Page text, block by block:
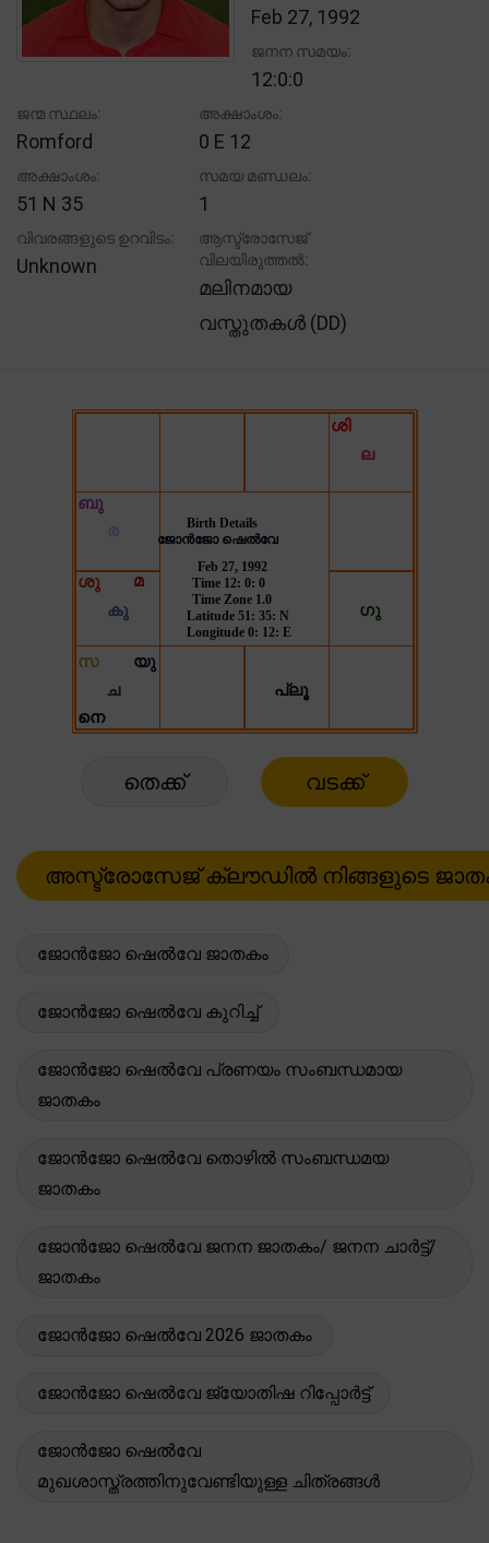
Feb 27, 1992
ജനന സമയം:
12:0:0
ജന്മ സ്ഥലം:
Romford
അക്ഷാംശം:
0 E 12
അക്ഷാംശം:
51 N 35
സമയ മണ്ഡലം:
1
വിവരങ്ങളുടെ ഉറവിടം:
Unknown
ആസ്ട്രോസേജ്
വിലയിരുത്തൽ:
മലിനമായ
വസ്തുതകൾ (DD)
തെക്ക് വടക്ക്
ജോൻജോ ഷെൽവേ ജാതകം
ജോൻജോ ഷെൽവേ കുറിച്ച്
ജോൻജോ ഷെൽവേ പ്രണയം സംബന്ധമായ
ജാതകം
ജോൻജോ ഷെൽവേ തൊഴിൽ സംബന്ധമയ
ജാതകം
ജോൻജോ ഷെൽവേ ജനന ജാതകം/ ജനന ചാർട്ട്/
ജാതകം
ജോൻജോ ഷെൽവേ 2026 ജാതകം
ജോൻജോ ഷെൽവേ ജ്യോതിഷ റിപ്പോർട്ട്
ജോൻജോ ഷെൽവേ
മുഖശാസ്ത്രത്തിനുവേണ്ടിയുള്ള ചിത്രങ്ങൾ